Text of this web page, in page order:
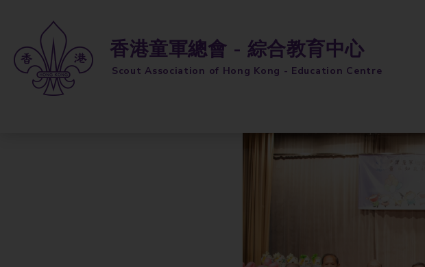
香港童軍總會 - 綜合教育中心
Scout Association of Hong Kong - Education Centre
跳到內容 (按輸入鍵)